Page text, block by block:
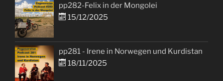
pp282-Felix in der Mongolei
15/12/2025
pp281 - Irene in Norwegen und Kurdistan
18/11/2025